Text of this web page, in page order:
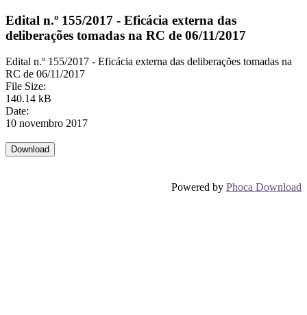
Edital n.º 155/2017 - Eficácia externa das
deliberações tomadas na RC de 06/11/2017
Edital n.º 155/2017 - Eficácia externa das deliberações tomadas na
RC de 06/11/2017
File Size:
140.14 kB
Date:
10 novembro 2017
Powered by Phoca Download